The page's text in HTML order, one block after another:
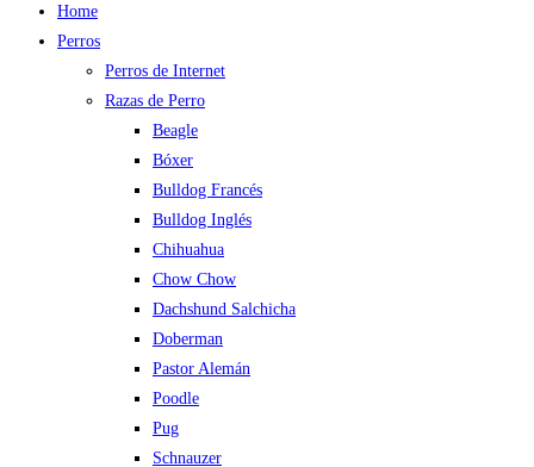
Home
Perros
Perros de Internet
Razas de Perro
Beagle
Bóxer
Bulldog Francés
Bulldog Inglés
Chihuahua
Chow Chow
Dachshund Salchicha
Doberman
Pastor Alemán
Poodle
Pug
Schnauzer